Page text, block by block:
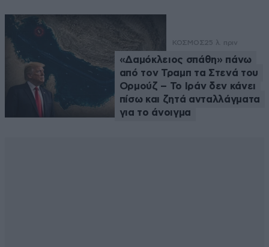
ΚΟΣΜΟΣ25 λ. πριν
«Δαμόκλειος σπάθη» πάνω
από τον Τραμπ τα Στενά του
Ορμούζ – Το Ιράν δεν κάνει
πίσω και ζητά ανταλλάγματα
για το άνοιγμα